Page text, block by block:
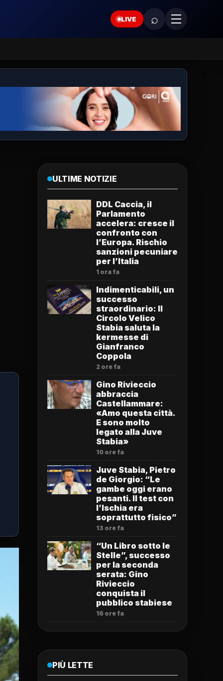
LIVE ⌕
ULTIME NOTIZIE
DDL Caccia, il
Parlamento
accelera: cresce il
confronto con
l’Europa. Rischio
sanzioni pecuniare
per l’Italia
1 ora fa
Indimenticabili, un
successo
straordinario: Il
Circolo Velico
Stabia saluta la
kermesse di
Gianfranco
Coppola
2 ore fa
Gino Rivieccio
abbraccia
Castellammare:
«Amo questa città.
E sono molto
legato alla Juve
Stabia»
10 ore fa
Juve Stabia, Pietro
de Giorgio: “Le
gambe oggi erano
pesanti. Il test con
l’Ischia era
soprattutto fisico”
13 ore fa
“Un Libro sotto le
Stelle”, successo
per la seconda
serata: Gino
Rivieccio
conquista il
pubblico stabiese
16 ore fa
PIÙ LETTE